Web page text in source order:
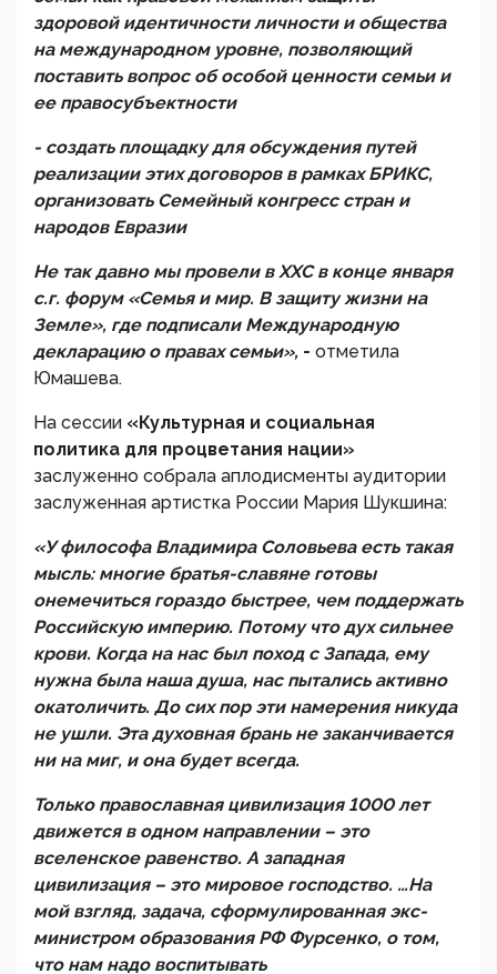
здоровой идентичности личности и общества
на международном уровне, позволяющий
поставить вопрос об особой ценности семьи и
ее правосубъектности
- создать площадку для обсуждения путей
реализации этих договоров в рамках БРИКС,
организовать Семейный конгресс стран и
народов Евразии
Не так давно мы провели в ХХС в конце января
с.г. форум «Семья и мир. В защиту жизни на
Земле», где подписали Международную
декларацию о правах семьи», - отметила
Юмашева.
На сессии «Культурная и социальная
политика для процветания нации»
заслуженно собрала аплодисменты аудитории
заслуженная артистка России Мария Шукшина:
«У философа Владимира Соловьева есть такая
мысль: многие братья-славяне готовы
онемечиться гораздо быстрее, чем поддержать
Российскую империю. Потому что дух сильнее
крови. Когда на нас был поход с Запада, ему
нужна была наша душа, нас пытались активно
окатоличить. До сих пор эти намерения никуда
не ушли. Эта духовная брань не заканчивается
ни на миг, и она будет всегда.
Только православная цивилизация 1000 лет
движется в одном направлении – это
вселенское равенство. А западная
цивилизация – это мировое господство. …На
мой взгляд, задача, сформулированная экс-
министром образования РФ Фурсенко, о том,
что нам надо воспитывать